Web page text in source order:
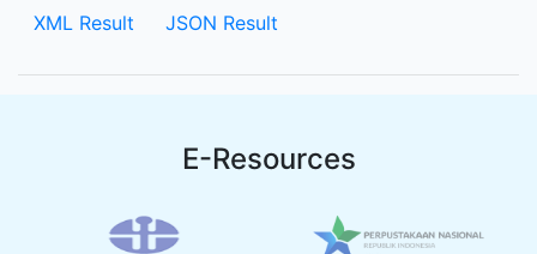
XML Result JSON Result
E-Resources